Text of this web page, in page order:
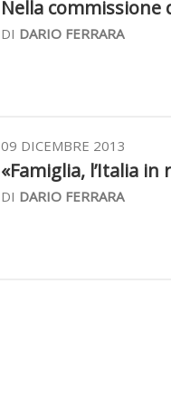
Nella commissione
DI DARIO FERRARA
09 DICEMBRE 2013
«Famiglia, l’Italia
DI DARIO FERRARA